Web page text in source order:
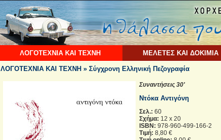
ΛΟΓΟΤΕΧΝΙΑ ΚΑΙ ΤΕΧΝΗ ΜΕΛΕΤΕΣ ΚΑΙ ΔΟΚΙΜΙΑ
ΛΟΓΟΤΕΧΝΙΑ ΚΑΙ ΤΕΧΝΗ » Σύγχρονη Ελληνική Πεζογραφία
Συναντήσεις 30'
Ντόκα Αντιγόνη
Σελ.: 60
Σχήμα: 12 x 20
ISBN: 978-960-499-166-2
Τιμή: 8,80 €